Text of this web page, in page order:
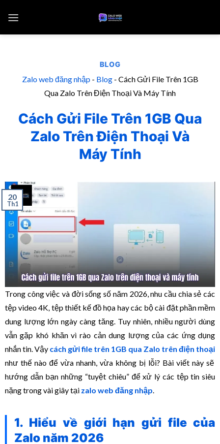
BLOG
Zalo web đăng nhập- Blog- Cách Gửi File Trên 1GB
Qua Zalo Trên Điện Thoại Và Máy Tính
Cách Gửi File Trên 1GB Qua
Zalo Trên Điện Thoại Và
Máy Tính
20
Th1
Trong công việc và đời sống số năm 2026, nhu cầu chia sẻ các
tệp video 4K, tệp thiết kế đồ họa hay các bộ cài đặt phần mềm
dung lượng lớn ngày càng tăng. Tuy nhiên, nhiều người dùng
vẫn gặp khó khăn vì rào cản dung lượng của các ứng dụng
nhắn tin. Vậy cách gửi file trên 1GB qua Zalo trên điện thoại
như thế nào để vừa nhanh, vừa không bị lỗi? Bài viết này sẽ
hướng dẫn bạn những “tuyệt chiêu” để xử lý các tệp tin siêu
nặng trong vài giây tại zalo web đăng nhập.
1. Hiểu về giới hạn gửi file của
Zalo năm 2026